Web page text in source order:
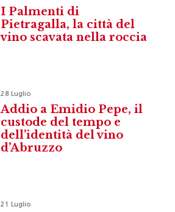
I Palmenti di
Pietragalla, la città del
vino scavata nella roccia
28 Luglio
Addio a Emidio Pepe, il
custode del tempo e
dell’identità del vino
d’Abruzzo
21 Luglio